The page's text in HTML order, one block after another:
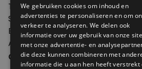
Thema's
Shop
Edities
Abonneren
Over Genoeg
We gebruiken cookies om inhoud en
advertenties te personaliseren en om
verkeer te analyseren. We delen ook
informatie over uw gebruik van onze site
met onze advertentie- en
die deze kunnen combineren met
informatie die u aan hen heeft verstrekt